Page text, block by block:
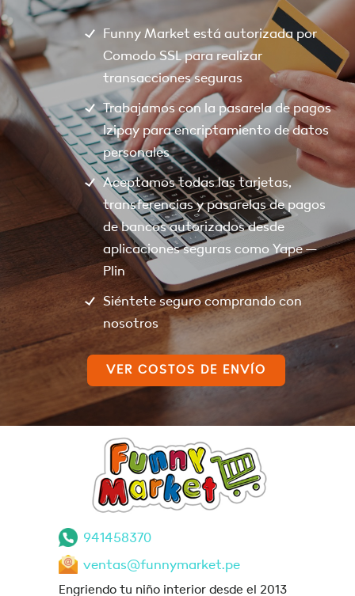
Funny Market está autorizada por
Comodo SSL para realizar
transacciones seguras
Trabajamos con la pasarela de pagos
Izipay para encriptamiento de datos
personales
Aceptamos todas las tarjetas,
transferencias y pasarelas de pagos
de bancos autorizados desde
aplicaciones seguras como Yape –
Plin
Siéntete seguro comprando con
nosotros
VER COSTOS DE ENVÍO
941458370
ventas@funnymarket.pe
Engriendo tu niño interior desde el 2013